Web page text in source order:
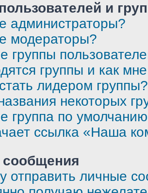
и
администраторы?
модераторы?
группы
группы и как
лидером группы?
некоторых
группа по
ссылка «Наша
отправить личные